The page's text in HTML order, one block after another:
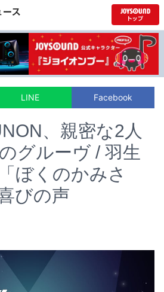
LINE Facebook
、親密な2人
グルーヴ / 羽生
ぼくのかみさ
びの声